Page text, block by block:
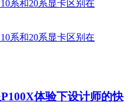
体验下设计师的快